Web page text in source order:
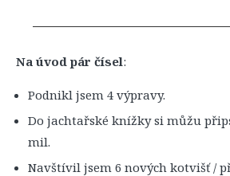
Na úvod pár čísel:
Podnikl jsem 4 výpravy.
Do jachtařské knížky si můžu
mil.
Navštívil jsem 6 nových kotvišť /